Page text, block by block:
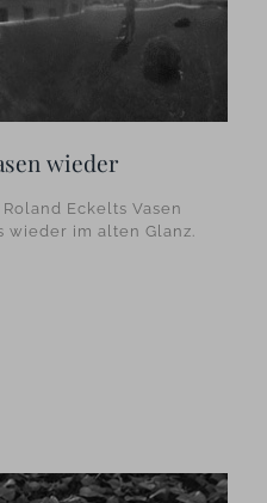
wieder
Eckelts Vasen
wieder im alten Glanz.